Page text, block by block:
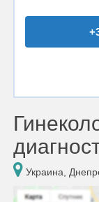
Украина,